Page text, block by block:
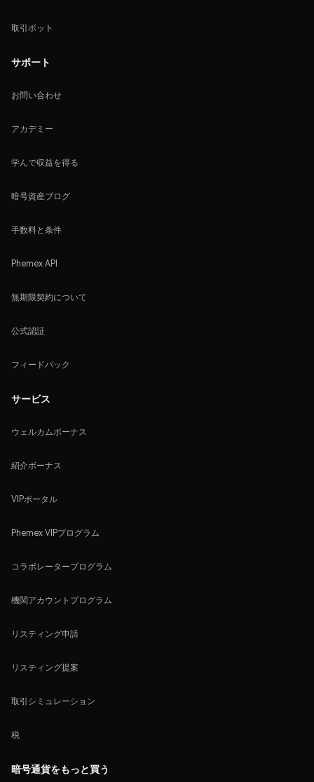
取引ボット
サポート
お問い合わせ
アカデミー
学んで収益を得る
暗号資産ブログ
手数料と条件
Phemex API
無期限契約について
公式認証
フィードバック
サービス
ウェルカムボーナス
紹介ボーナス
VIPポータル
Phemex VIPプログラム
コラボレータープログラム
機関アカウントプログラム
リスティング申請
リスティング提案
取引シミュレーション
税
暗号通貨をもっと買う